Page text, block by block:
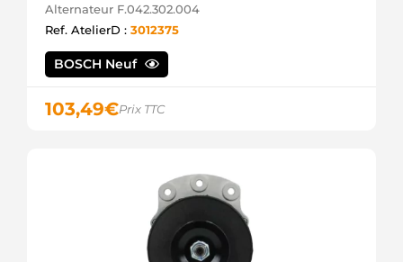
Alternateur F.042.302.004
Ref. AtelierD : 3012375
BOSCH Neuf
103,49€Prix TTC